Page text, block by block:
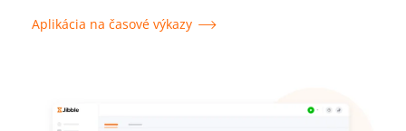
Aplikácia na časové výkazy